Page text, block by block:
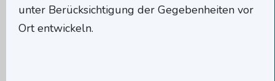
unter Berücksichtigung der Gegebenheiten vor
Ort entwickeln.